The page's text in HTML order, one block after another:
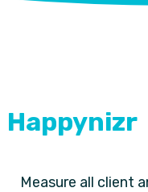
Happynizr
Measure all client